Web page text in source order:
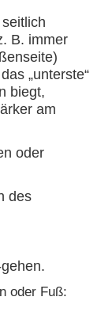
B. immer
„unterste“
biegt,
am
oder
des
oder Fuß: